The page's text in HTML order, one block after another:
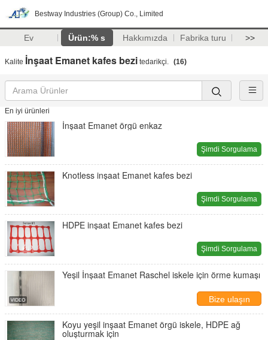
Bestway Industries (Group) Co., Limited
Ev Ürün:% s Hakkımızda Fabrika turu >>
Kalite İnşaat Emanet kafes bezi tedarikçi. (16)
En iyi ürünleri
İnşaat Emanet örgü enkaz
Şimdi Sorgulama
Knotless inşaat Emanet kafes bezi
Şimdi Sorgulama
HDPE inşaat Emanet kafes bezi
Şimdi Sorgulama
Yeşil İnşaat Emanet Raschel iskele için örme kumaşı
Bize ulaşın
Koyu yeşil inşaat Emanet örgü iskele, HDPE ağ
oluşturmak için